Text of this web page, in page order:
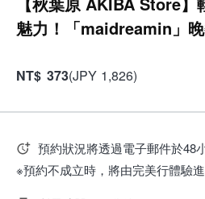
魅力！「maidreamin」
NT$ 373(JPY 1,826)
預約狀況將透過電子郵件於48
※預約不成立時，將由完美行體驗進